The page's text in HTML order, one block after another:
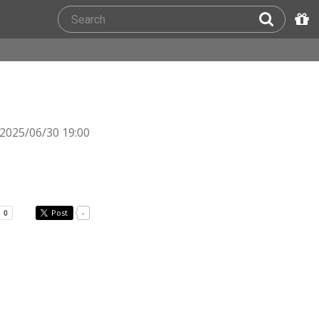
2025/06/30 19:00
Post -